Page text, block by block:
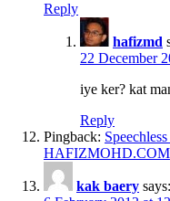
Reply
hafizmd
22 December
iye ker? kat
Reply
Pingback:
HAFIZMOHD.COM
kak baery says: